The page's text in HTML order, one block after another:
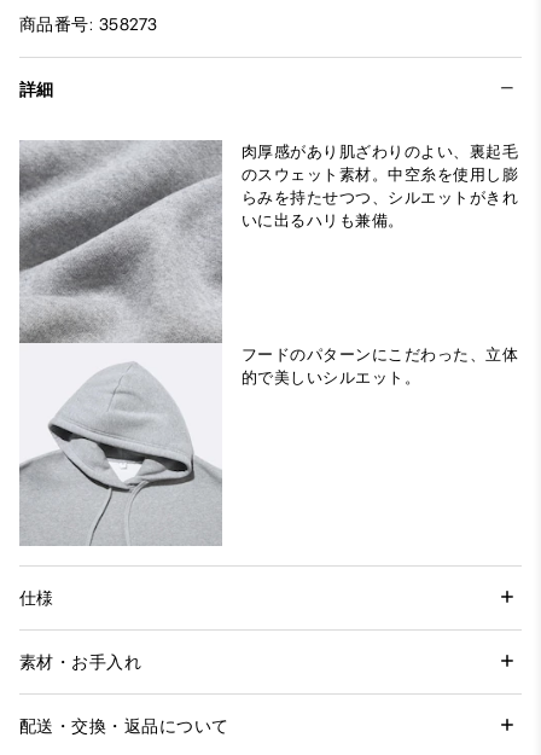
商品番号: 358273
詳細
肉厚感があり肌ざわりのよい、裏起毛
のスウェット素材。中空糸を使用し膨
らみを持たせつつ、シルエットがきれ
いに出るハリも兼備。
フードのパターンにこだわった、立体
的で美しいシルエット。
仕様
素材・お手入れ
配送・交換・返品について